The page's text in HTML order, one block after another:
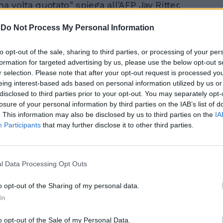
Do Not Process My Personal Information
opt-out of the sale, sharing to third parties, or processing of your
for targeted advertising by us, please use the below opt-out
selection. Please note that after your opt-out request is processed
interest-based ads based on personal information utilized by us
to third parties prior to your opt-out. You may separately
of your personal information by third parties on the IAB’s list of
This information may also be disclosed by us to third parties on the
Participants that may further disclose it to other third parties.
Data Processing Opt Outs
opt-out of the Sharing of my personal data.
opt-out of the Sale of my Personal Data.
volta quotato" spiega all'AFP Jay Ritter,
degli investitori istituzionali appare
venduti. La società è talmente sicura
da aver riservato una quota
ampia delle nuove azioni agli investitori
secondo Bloomberg ad assorbire
di dollari di titoli. Per il Wall Street
della prima seduta sarà anche un
decisivo dell'appetito del mercato per le
di OpenAI e Anthropic attese entro
raccontano un'altra storia. La crescita
quasi cinque miliardi di dollari,
dagli investimenti massicci